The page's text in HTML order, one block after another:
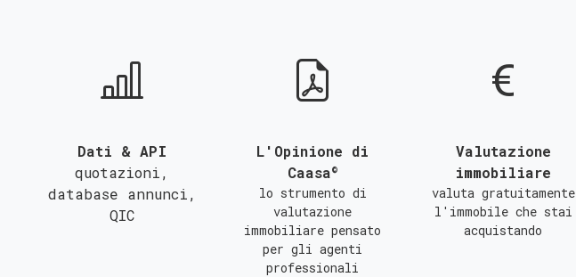
Dati & API
quotazioni,
database annunci,
QIC
L'Opinione di
Caasa©
lo strumento di
valutazione
immobiliare pensato
per gli agenti
professionali
Valutazione
immobiliare
valuta gratuitamente
l'immobile che stai
acquistando